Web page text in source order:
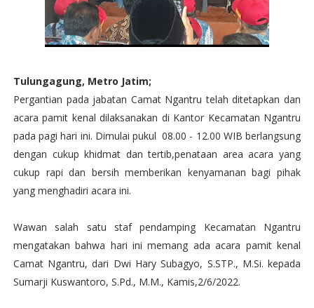
Tulungagung, Metro Jatim;
Pergantian pada jabatan Camat Ngantru telah ditetapkan dan
acara pamit kenal dilaksanakan di Kantor Kecamatan Ngantru
pada pagi hari ini. Dimulai pukul 08.00 - 12.00 WIB berlangsung
dengan cukup khidmat dan tertib,penataan area acara yang
cukup rapi dan bersih memberikan kenyamanan bagi pihak
yang menghadiri acara ini.
Wawan salah satu staf pendamping Kecamatan Ngantru
mengatakan bahwa hari ini memang ada acara pamit kenal
Camat Ngantru, dari Dwi Hary Subagyo, S.STP., M.Si. kepada
Sumarji Kuswantoro, S.Pd., M.M., Kamis,2/6/2022.